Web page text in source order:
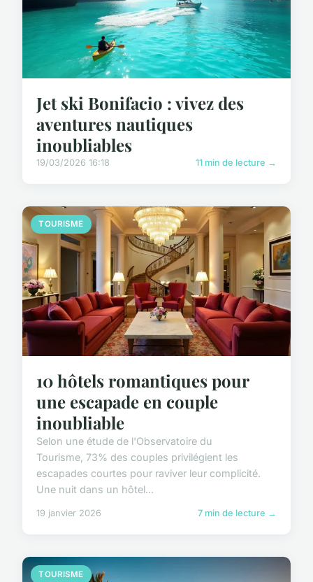
Jet ski Bonifacio : vivez des
aventures nautiques
inoubliables
19/03/2026 16:18 11 min de lecture →
TOURISME
10 hôtels romantiques pour
une escapade en couple
inoubliable
Selon une étude de l'Observatoire du
Tourisme, 73% des couples privilégient les
escapades courtes pour raviver leur complicité.
Une nuit dans un hôtel...
19 janvier 2026 7 min de lecture →
TOURISME